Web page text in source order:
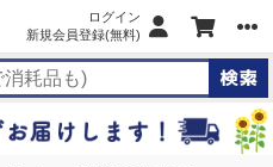
ログイン
新規会員登録(無料)